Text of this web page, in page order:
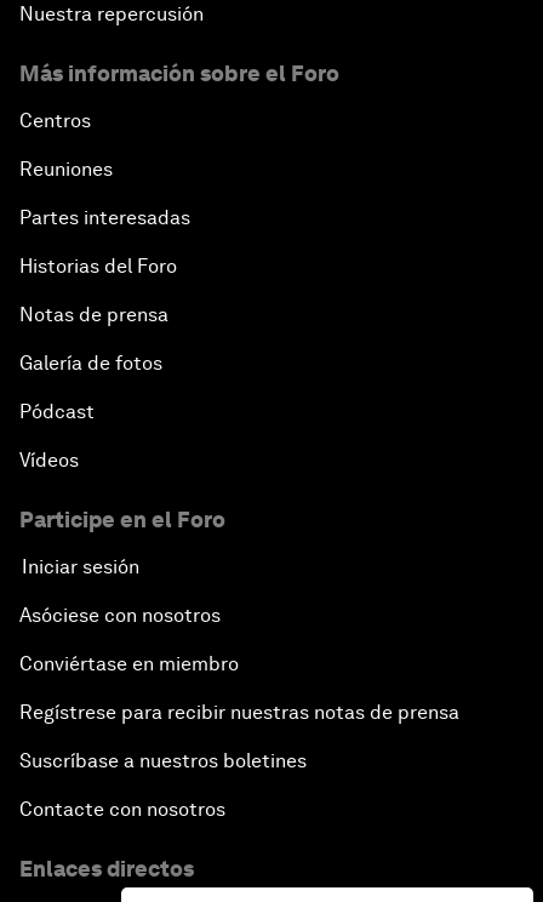
Nuestra repercusión
Más información sobre el Foro
Centros
Reuniones
Partes interesadas
Historias del Foro
Notas de prensa
Galería de fotos
Pódcast
Vídeos
Participe en el Foro
Iniciar sesión
Asóciese con nosotros
Conviértase en miembro
Regístrese para recibir nuestras notas de prensa
Suscríbase a nuestros boletines
Contacte con nosotros
Enlaces directos